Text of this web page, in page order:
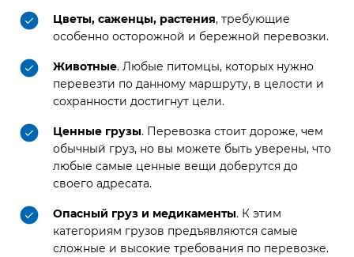
Цветы, саженцы, растения, требующие
особенно осторожной и бережной перевозки.
Животные. Любые питомцы, которых нужно
перевезти по данному маршруту, в целости и
сохранности достигнут цели.
Ценные грузы. Перевозка стоит дороже, чем
обычный груз, но вы можете быть уверены, что
любые самые ценные вещи доберутся до
своего адресата.
Опасный груз и медикаменты. К этим
категориям грузов предъявляются самые
сложные и высокие требования по перевозке.